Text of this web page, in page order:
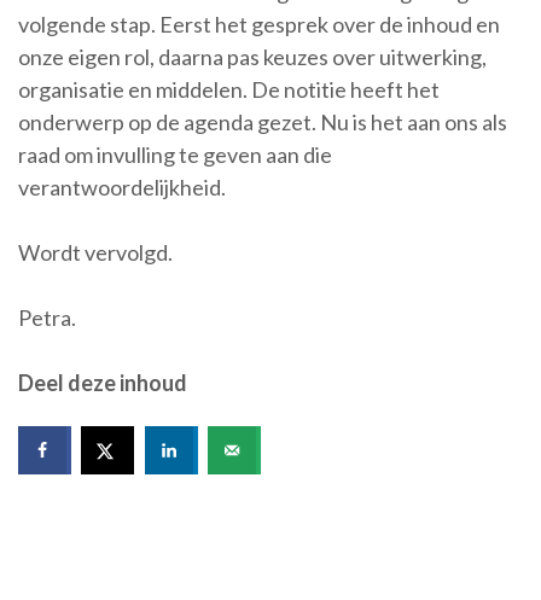
volgende stap. Eerst het gesprek over de inhoud en
onze eigen rol, daarna pas keuzes over uitwerking,
organisatie en middelen. De notitie heeft het
onderwerp op de agenda gezet. Nu is het aan ons als
raad om invulling te geven aan die
verantwoordelijkheid.
Wordt vervolgd.
Petra.
Deel deze inhoud